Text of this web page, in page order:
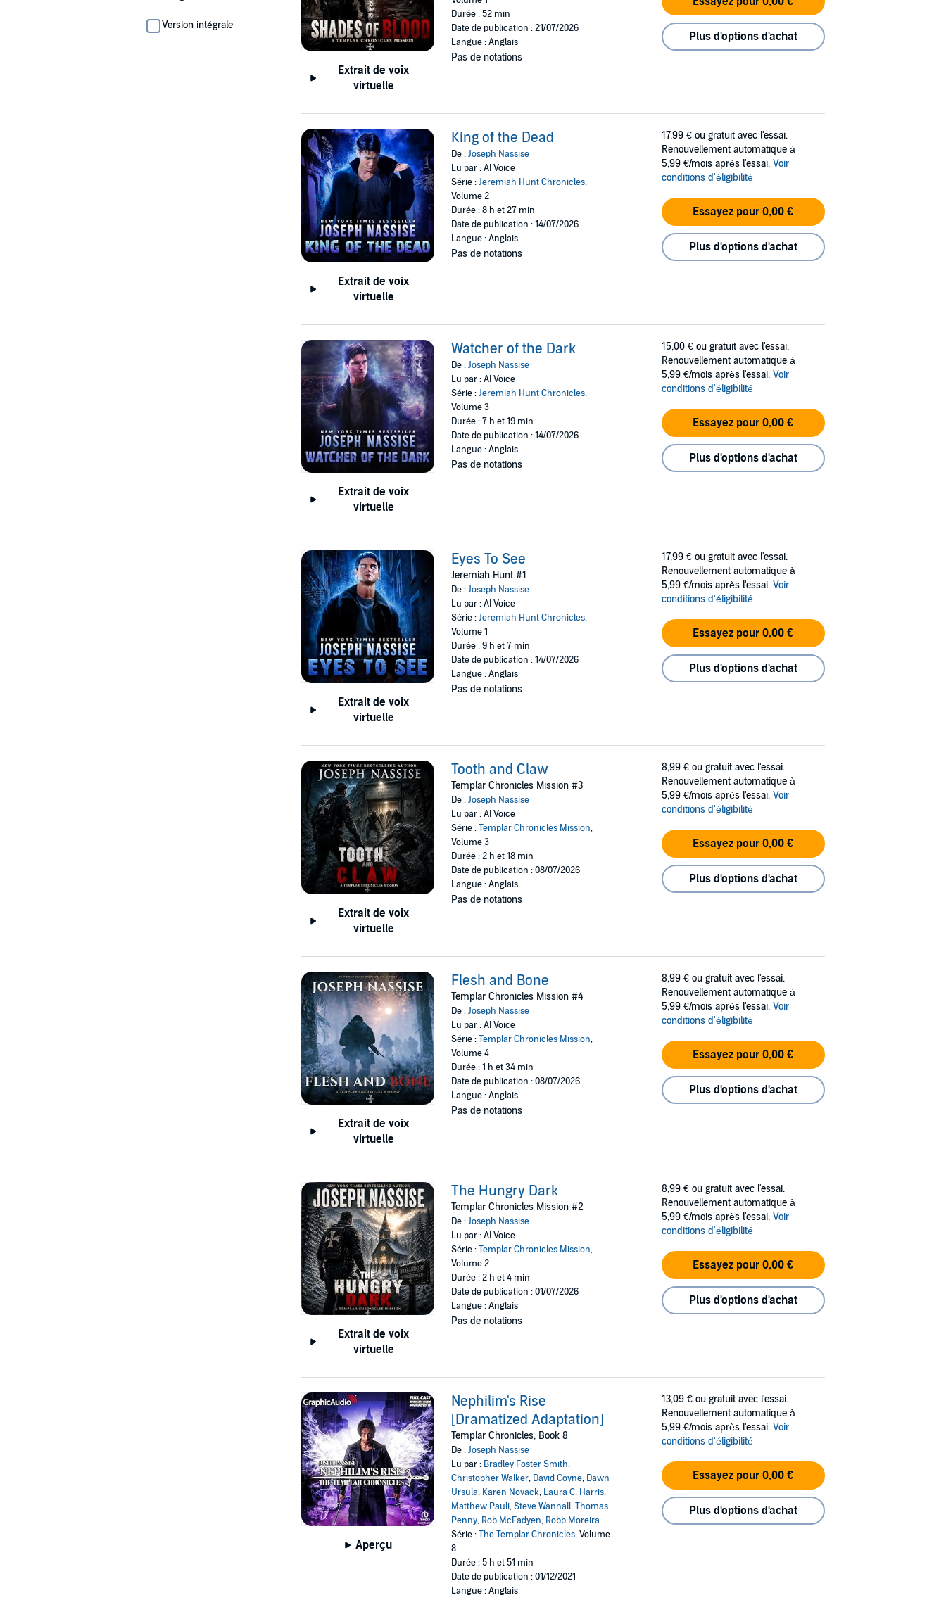
Version intégrale
Extrait de voix
virtuelle
Durée : 52 min
Date de publication : 21/07/2026
Langue : Anglais
Pas de notations
Plus d'options d'achat
Extrait de voix
virtuelle
King of the Dead
De :Joseph Nassise
Lu par : AI Voice
Série :Jeremiah Hunt Chronicles,
Volume 2
Durée : 8 h et 27 min
Date de publication : 14/07/2026
Langue : Anglais
Pas de notations
17,99 € ou gratuit avec l'essai.
Renouvellement automatique à
5,99 €/mois après l'essai. Voir
conditions d'éligibilité
Essayez pour 0,00 €
Plus d'options d'achat
Extrait de voix
virtuelle
Watcher of the Dark
De :Joseph Nassise
Lu par : AI Voice
Série :Jeremiah Hunt Chronicles,
Volume 3
Durée : 7 h et 19 min
Date de publication : 14/07/2026
Langue : Anglais
Pas de notations
15,00 € ou gratuit avec l'essai.
Renouvellement automatique à
5,99 €/mois après l'essai. Voir
conditions d'éligibilité
Essayez pour 0,00 €
Plus d'options d'achat
Extrait de voix
virtuelle
Eyes To See
Jeremiah Hunt #1
De :Joseph Nassise
Lu par : AI Voice
Série :Jeremiah Hunt Chronicles,
Volume 1
Durée : 9 h et 7 min
Date de publication : 14/07/2026
Langue : Anglais
Pas de notations
17,99 € ou gratuit avec l'essai.
Renouvellement automatique à
5,99 €/mois après l'essai. Voir
conditions d'éligibilité
Essayez pour 0,00 €
Plus d'options d'achat
Extrait de voix
virtuelle
Tooth and Claw
Templar Chronicles Mission #3
De :Joseph Nassise
Lu par : AI Voice
Série :Templar Chronicles Mission,
Volume 3
Durée : 2 h et 18 min
Date de publication : 08/07/2026
Langue : Anglais
Pas de notations
8,99 € ou gratuit avec l'essai.
Renouvellement automatique à
5,99 €/mois après l'essai. Voir
conditions d'éligibilité
Essayez pour 0,00 €
Plus d'options d'achat
Extrait de voix
virtuelle
Flesh and Bone
Templar Chronicles Mission #4
De :Joseph Nassise
Lu par : AI Voice
Série :Templar Chronicles Mission,
Volume 4
Durée : 1 h et 34 min
Date de publication : 08/07/2026
Langue : Anglais
Pas de notations
8,99 € ou gratuit avec l'essai.
Renouvellement automatique à
5,99 €/mois après l'essai. Voir
conditions d'éligibilité
Essayez pour 0,00 €
Plus d'options d'achat
Extrait de voix
virtuelle
The Hungry Dark
Templar Chronicles Mission #2
De :Joseph Nassise
Lu par : AI Voice
Série :Templar Chronicles Mission,
Volume 2
Durée : 2 h et 4 min
Date de publication : 01/07/2026
Langue : Anglais
Pas de notations
8,99 € ou gratuit avec l'essai.
Renouvellement automatique à
5,99 €/mois après l'essai. Voir
conditions d'éligibilité
Essayez pour 0,00 €
Plus d'options d'achat
Aperçu
Nephilim's Rise
[Dramatized Adaptation]
Templar Chronicles, Book 8
De :Joseph Nassise
Lu par : Bradley Foster Smith,
Christopher Walker, David Coyne, Dawn
Ursula, Karen Novack, Laura C. Harris,
Matthew Pauli,Steve Wannall,Thomas
Penny, Rob McFadyen, Robb Moreira
Série :The Templar Chronicles, Volume
8
Durée : 5 h et 51 min
Date de publication : 01/12/2021
Langue : Anglais
13,09 € ou gratuit avec l'essai.
Renouvellement automatique à
5,99 €/mois après l'essai. Voir
conditions d'éligibilité
Essayez pour 0,00 €
Plus d'options d'achat